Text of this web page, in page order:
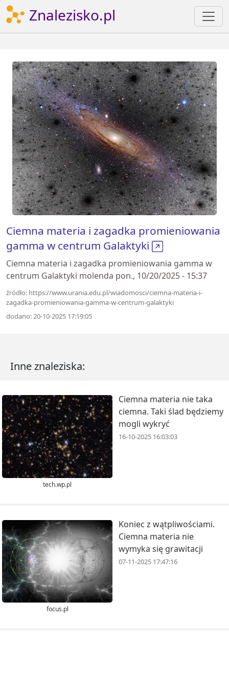
Znalezisko.pl
Ciemna materia i zagadka promieniowania
gamma w centrum Galaktyki
Ciemna materia i zagadka promieniowania gamma w
centrum Galaktyki molenda pon., 10/20/2025 - 15:37
źródło: https://www.urania.edu.pl/wiadomosci/ciemna-materia-i-
zagadka-promieniowania-gamma-w-centrum-galaktyki
dodano: 20-10-2025 17:19:05
Inne znaleziska:
tech.wp.pl
Ciemna materia nie taka
ciemna. Taki ślad będziemy
mogli wykryć
16-10-2025 16:03:03
focus.pl
Koniec z wątpliwościami.
Ciemna materia nie
wymyka się grawitacji
07-11-2025 17:47:16